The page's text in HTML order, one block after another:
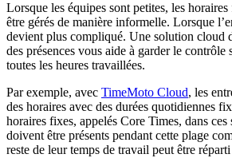
Lorsque les équipes sont petites, les
être gérés de manière informelle. Lorsque
devient plus compliqué. Une solution cloud
des présences vous aide à garder le contrôle
toutes les heures travaillées.
Par exemple, avec TimeMoto Cloud, les
des horaires avec des durées quotidiennes
horaires fixes, appelés Core Times, dans
doivent être présents pendant cette plage
reste de leur temps de travail peut être